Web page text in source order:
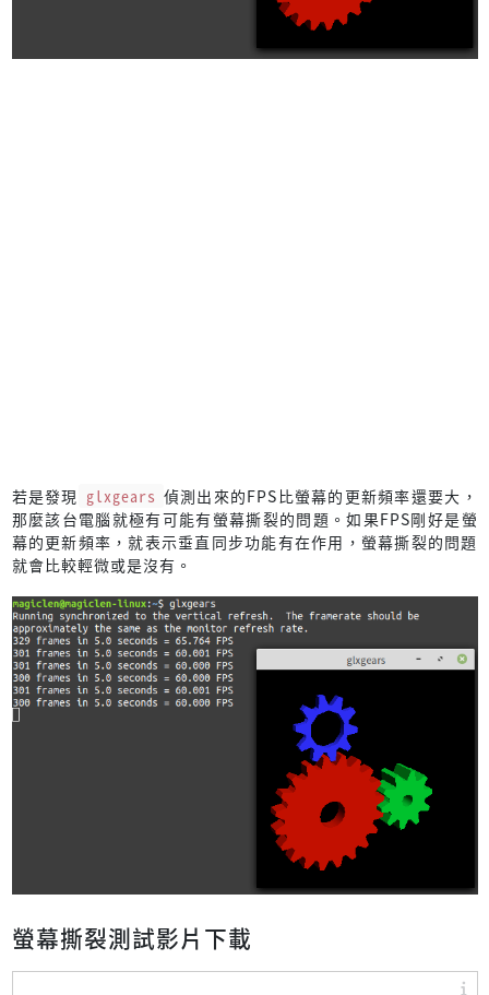
若是發現 glxgears 偵測出來的FPS比螢幕的更新頻率還要大，
那麼該台電腦就極有可能有螢幕撕裂的問題。如果FPS剛好是螢
幕的更新頻率，就表示垂直同步功能有在作用，螢幕撕裂的問題
就會比較輕微或是沒有。
螢幕撕裂測試影片下載